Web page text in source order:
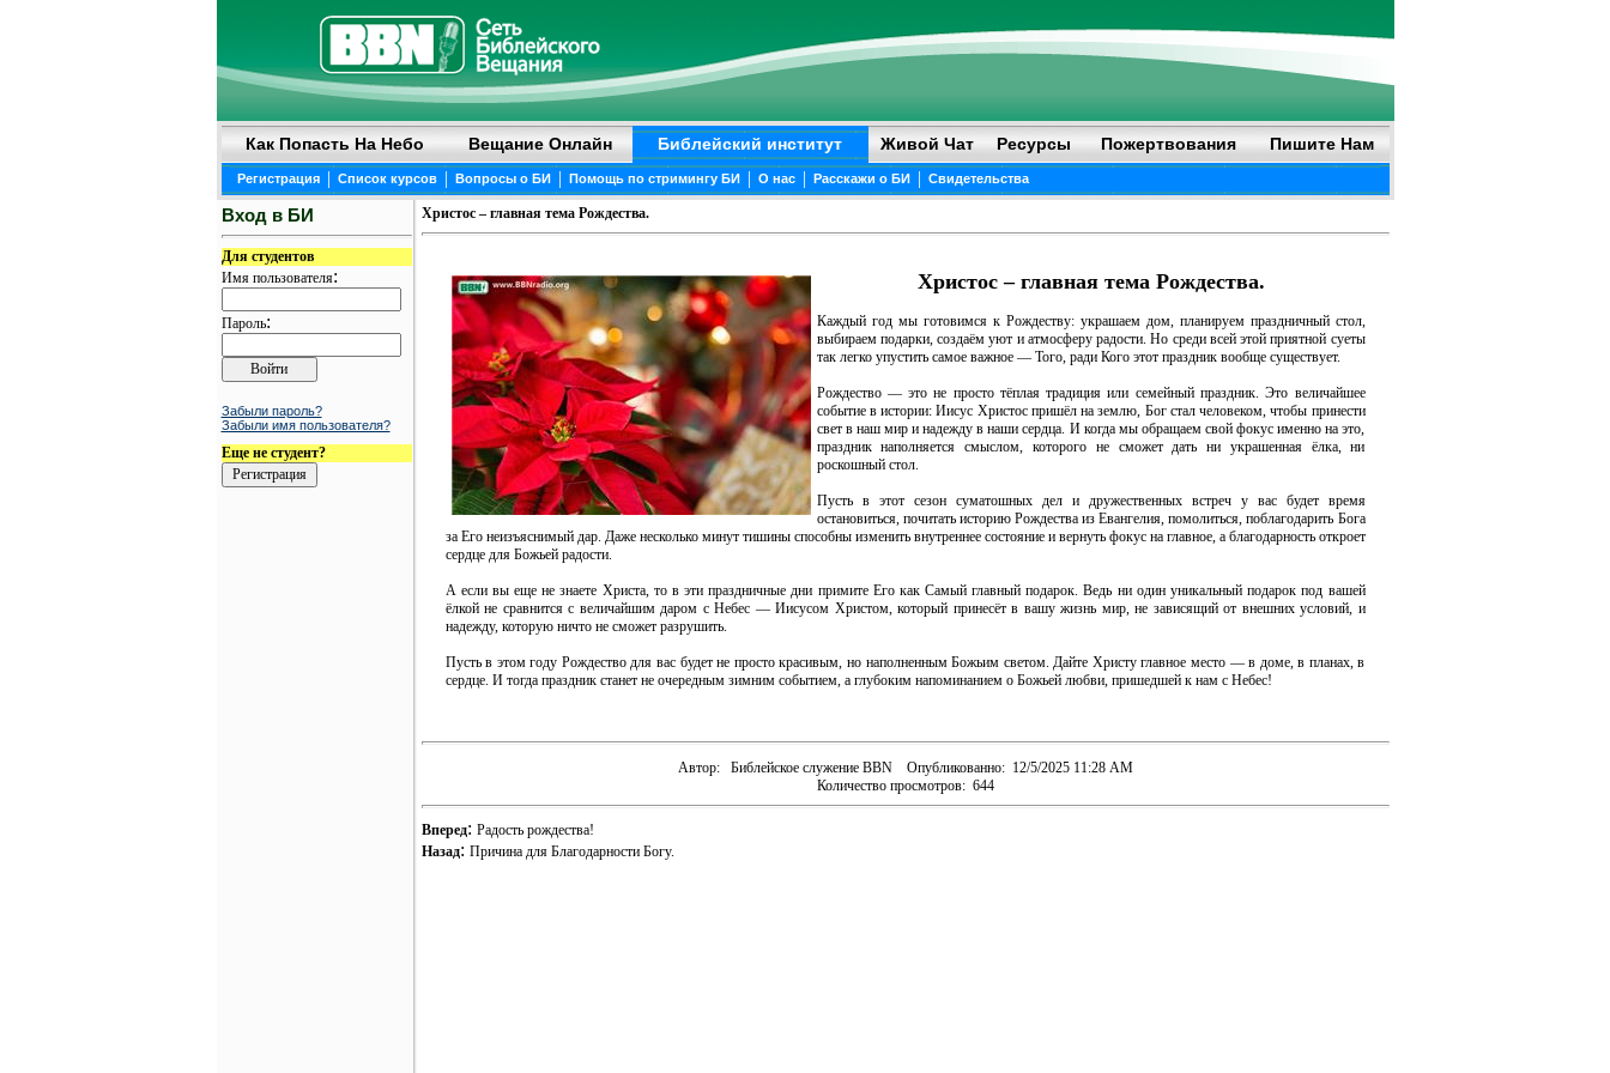
Как Попасть На Небо Вещание Онлайн Библейский институт Живой Чат Ресурсы Пожертвования Пишите Нам
Регистрация | Список курсов | Вопросы о БИ | Помощь по стримингу БИ | О нас | Расскажи о БИ | Свидетельства
Вход в БИ
Для студентов
Имя пользователя:
Пароль:
Забыли пароль?
Забыли имя пользователя?
Еще не студент?
Христос – главная тема Рождества.
Христос – главная тема Рождества.
Каждый год мы готовимся к Рождеству: украшаем дом, планируем праздничный стол,
выбираем подарки, создаём уют и атмосферу радости. Но среди всей этой приятной суеты
так легко упустить самое важное — Того, ради Кого этот праздник вообще существует.
Рождество — это не просто тёплая традиция или семейный праздник. Это величайшее
событие в истории: Иисус Христос пришёл на землю, Бог стал человеком, чтобы принести
свет в наш мир и надежду в наши сердца. И когда мы обращаем свой фокус именно на это,
праздник наполняется смыслом, которого не сможет дать ни украшенная ёлка, ни
роскошный стол.
Пусть в этот сезон суматошных дел и дружественных встреч у вас будет время
остановиться, почитать историю Рождества из Евангелия, помолиться, поблагодарить Бога
за Его неизъяснимый дар. Даже несколько минут тишины способны изменить внутреннее состояние и вернуть фокус на главное, а благодарность откроет
сердце для Божьей радости.
А если вы еще не знаете Христа, то в эти праздничные дни примите Его как Самый главный подарок. Ведь ни один уникальный подарок под вашей
ёлкой не сравнится с величайшим даром с Небес — Иисусом Христом, который принесёт в вашу жизнь мир, не зависящий от внешних условий, и
надежду, которую ничто не сможет разрушить.
Пусть в этом году Рождество для вас будет не просто красивым, но наполненным Божьим светом. Дайте Христу главное место — в доме, в планах, в
сердце. И тогда праздник станет не очередным зимним событием, а глубоким напоминанием о Божьей любви, пришедшей к нам с Небес!
Автор: Библейское служение BBN Опубликованно: 12/5/2025 11:28 AM
Количество просмотров: 644
Вперед: Радость рождества!
Назад: Причина для Благодарности Богу.